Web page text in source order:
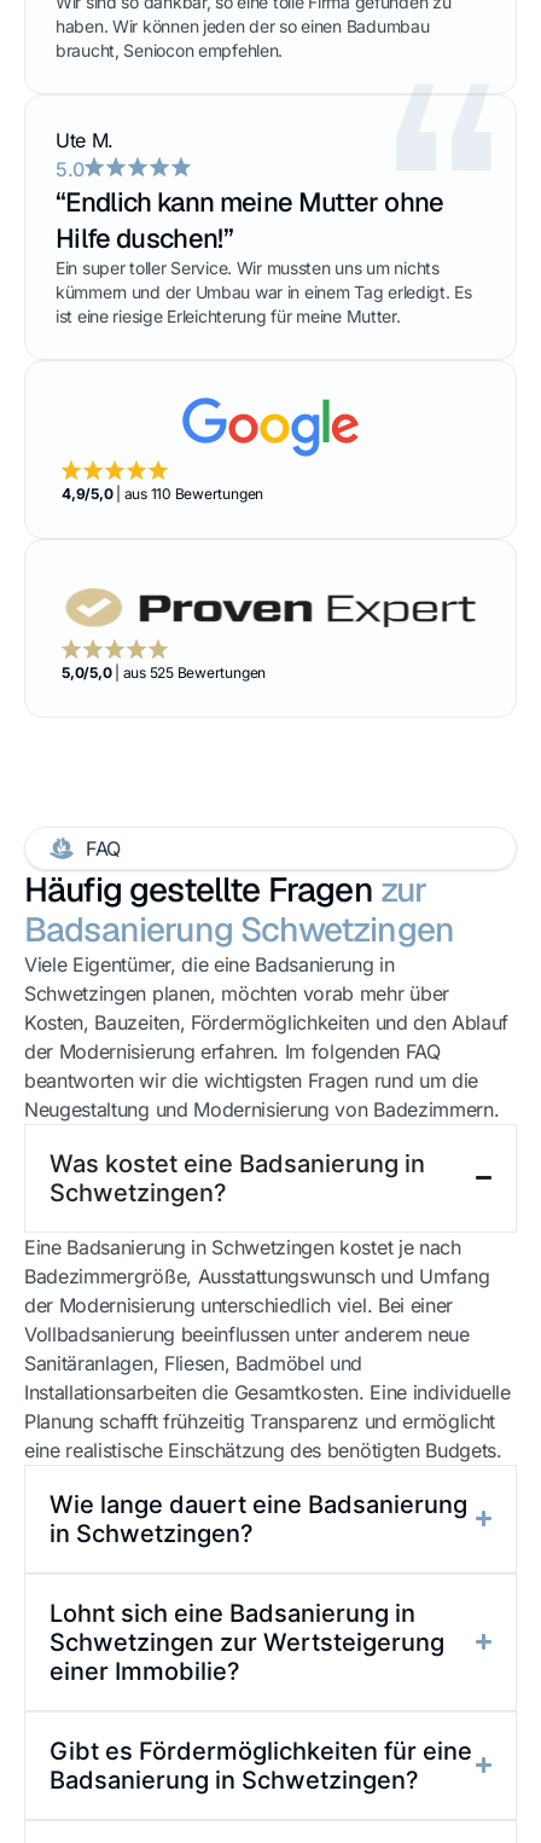
haben. Wir können jeden der so einen Badumbau
braucht, Seniocon empfehlen.
Ute M.
5.0
“Endlich kann meine Mutter ohne
Hilfe duschen!”
Ein super toller Service. Wir mussten uns um nichts
kümmern und der Umbau war in einem Tag erledigt. Es
ist eine riesige Erleichterung für meine Mutter.
4,9/5,0| aus 110 Bewertungen
5,0/5,0| aus 525 Bewertungen
FAQ
Häufig gestellte Fragen zur
Badsanierung Schwetzingen
Viele Eigentümer, die eine Badsanierung in
Schwetzingen planen, möchten vorab mehr über
Kosten, Bauzeiten, Fördermöglichkeiten und den Ablauf
der Modernisierung erfahren. Im folgenden FAQ
beantworten wir die wichtigsten Fragen rund um die
Neugestaltung und Modernisierung von Badezimmern.
Was kostet eine Badsanierung in
Schwetzingen?
Eine Badsanierung in Schwetzingenkostet je nach
Badezimmergröße, Ausstattungswunsch und Umfang
der Modernisierung unterschiedlich viel. Bei einer
Vollbadsanierung beeinflussen unter anderem neue
Sanitäranlagen, Fliesen, Badmöbel und
Installationsarbeiten die Gesamtkosten. Eine individuelle
Planung schafft frühzeitig Transparenz und ermöglicht
eine realistische Einschätzung des benötigten Budgets.
Wie lange dauert eine Badsanierung
in Schwetzingen?
Lohnt sich eine Badsanierung in
Schwetzingen zur Wertsteigerung
einer Immobilie?
Gibt es Fördermöglichkeiten für eine
Badsanierung in Schwetzingen?